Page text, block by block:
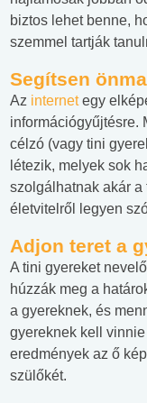
biztos lehet benne,
szemmel tartják
Segítsen
Az internetegy
információgyűjtésre.
célzó (vagy tini
létezik, melyek sok
szolgálhatnak akár a
életvitelről legyen
Adjon teret a
A tini gyereket
húzzák meg a
a gyereknek, és
gyereknek kell
eredmények az ő
szülőkét.